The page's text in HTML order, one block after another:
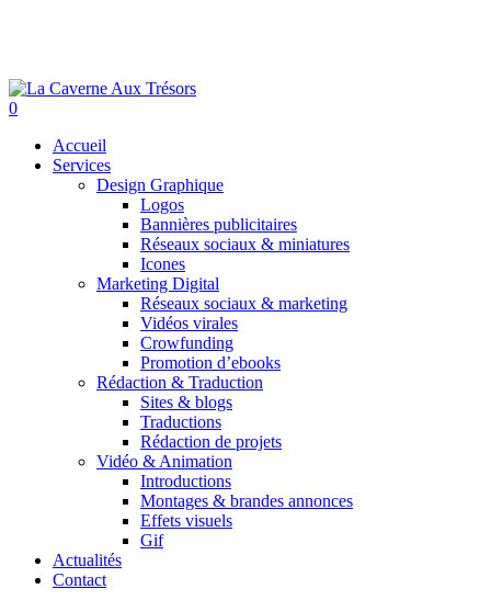
content
0
Accueil
Services
Design Graphique
Logos
Bannières publicitaires
Réseaux sociaux & miniatures
Icones
Marketing Digital
Réseaux sociaux & marketing
Vidéos virales
Crowfunding
Promotion d’ebooks
Rédaction & Traduction
Sites & blogs
Traductions
Rédaction de projets
Vidéo & Animation
Introductions
Montages & brandes annonces
Effets visuels
Gif
Actualités
Contact